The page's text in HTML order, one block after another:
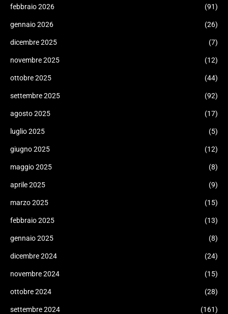
febbraio 2026 (91)
gennaio 2026 (26)
dicembre 2025 (7)
novembre 2025 (12)
ottobre 2025 (44)
settembre 2025 (92)
agosto 2025 (17)
luglio 2025 (5)
giugno 2025 (12)
maggio 2025 (8)
aprile 2025 (9)
marzo 2025 (15)
febbraio 2025 (13)
gennaio 2025 (8)
dicembre 2024 (24)
novembre 2024 (15)
ottobre 2024 (28)
settembre 2024 (161)